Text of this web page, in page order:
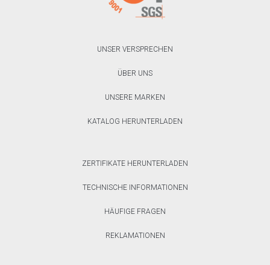
UNSER VERSPRECHEN
ÜBER UNS
UNSERE MARKEN
KATALOG HERUNTERLADEN
ZERTIFIKATE HERUNTERLADEN
TECHNISCHE INFORMATIONEN
HÄUFIGE FRAGEN
REKLAMATIONEN